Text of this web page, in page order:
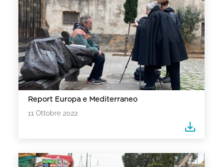
Report Europa e Mediterraneo
11 Ottobre 2022